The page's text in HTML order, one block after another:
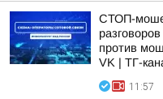
СТОП-
против
VK | ТГ-
11:57